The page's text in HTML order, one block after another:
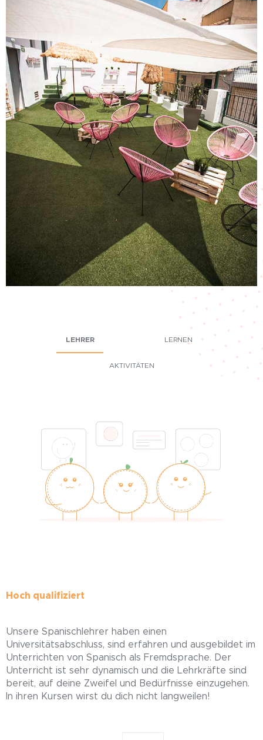
LEHRER LERNEN
AKTIVITÄTEN
Hoch qualifiziert
Unsere Spanischlehrer haben einen
Universitätsabschluss, sind erfahren und ausgebildet im
Unterrichten von Spanisch als Fremdsprache. Der
Unterricht ist sehr dynamisch und die Lehrkräfte sind
bereit, auf deine Zweifel und Bedürfnisse einzugehen.
In ihren Kursen wirst du dich nicht langweilen!